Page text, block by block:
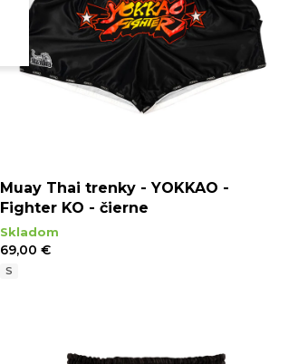
Muay Thai trenky - YOKKAO -
Fighter KO - čierne
Skladom
69,00 €
S